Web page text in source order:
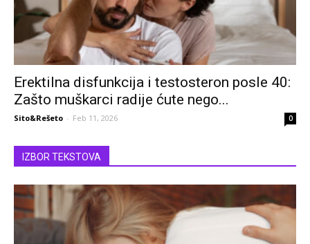
Erektilna disfunkcija i testosteron posle 40:
Zašto muškarci radije ćute nego...
Sito&Rešeto - Feb 11, 2026 0
IZBOR TEKSTOVA